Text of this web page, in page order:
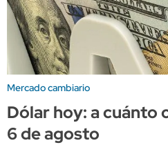
Mercado cambiario
Dólar hoy: a cuánto
6 de agosto